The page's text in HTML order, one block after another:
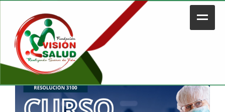
Home
Mostrando el único resultado